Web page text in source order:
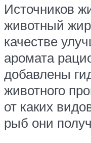
Источников
животный
качестве
аромата
добавлены
животного
от каких
рыб они